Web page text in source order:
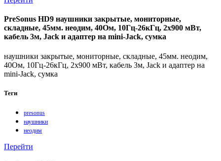
PreSonus HD9 наушники закрытые, мониторные,
складные, 45мм. неодим, 40Ом, 10Гц-26кГц, 2x900 мВт,
кабель 3м, Jack и адаптер на mini-Jack, сумка
наушники закрытые, мониторные, складные, 45мм. неодим,
40Ом, 10Гц-26кГц, 2x900 мВт, кабель 3м, Jack и адаптер на
mini-Jack, сумка
Теги
presonus
наушники
неодим
Перейти